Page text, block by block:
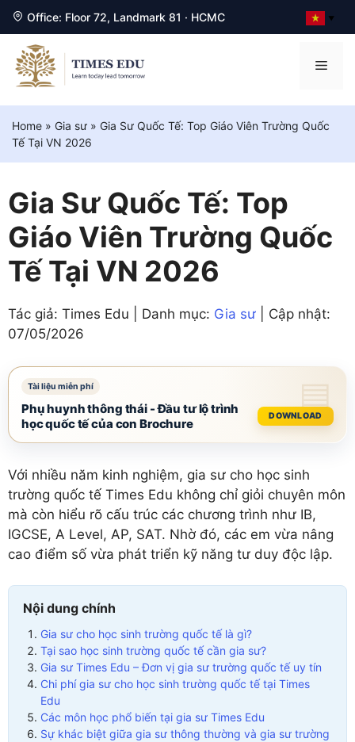
Office: Floor 72, Landmark 81 · HCMC ▼
Chuyển
đến
nội
dung
Home » Gia sư » Gia Sư Quốc Tế: Top Giáo Viên Trường Quốc
Tế Tại VN 2026
Gia Sư Quốc Tế: Top
Giáo Viên Trường Quốc
Tế Tại VN 2026
Tác giả: Times Edu | Danh mục: Gia sư | Cập nhật:
07/05/2026
Phụ huynh thông thái - Đầu tư lộ trình
học quốc tế của con Brochure
DOWNLOAD
Với nhiều năm kinh nghiệm, gia sư cho học sinh
trường quốc tế Times Edu không chỉ giỏi chuyên môn
mà còn hiểu rõ cấu trúc các chương trình như IB,
IGCSE, A Level, AP, SAT. Nhờ đó, các em vừa nâng
cao điểm số vừa phát triển kỹ năng tư duy độc lập.
Nội dung chính
Gia sư cho học sinh trường quốc tế là gì?
Tại sao học sinh trường quốc tế cần gia sư?
Gia sư Times Edu – Đơn vị gia sư trường quốc tế uy tín
Chi phí gia sư cho học sinh trường quốc tế tại Times
Edu
Các môn học phổ biến tại gia sư Times Edu
Sự khác biệt giữa gia sư thông thường và gia sư trường